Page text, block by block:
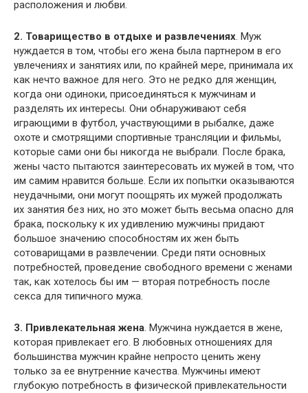
расположения и любви.
2. Товарищество в отдыхе и развлечениях. Муж
нуждается в том, чтобы его жена была партнером в его
увлечениях и занятиях или, по крайней мере, принимала их
как нечто важное для него. Это не редко для женщин,
когда они одиноки, присоединяться к мужчинам и
разделять их интересы. Они обнаруживают себя
играющими в футбол, участвующими в рыбалке, даже
охоте и смотрящими спортивные трансляции и фильмы,
которые сами они бы никогда не выбрали. После брака,
жены часто пытаются заинтересовать их мужей в том, что
им самим нравится больше. Если их попытки оказываются
неудачными, они могут поощрять их мужей продолжать
их занятия без них, но это может быть весьма опасно для
брака, поскольку к их удивлению мужчины придают
большое значению способностям их жен быть
сотоварищами в развлечении. Среди пяти основных
потребностей, проведение свободного времени с женами
так, как хотелось бы им — вторая потребность после
секса для типичного мужа.
3. Привлекательная жена. Мужчина нуждается в жене,
которая привлекает его. В любовных отношениях для
большинства мужчин крайне непросто ценить жену
только за ее внутренние качества. Мужчины имеют
глубокую потребность в физической привлекательности